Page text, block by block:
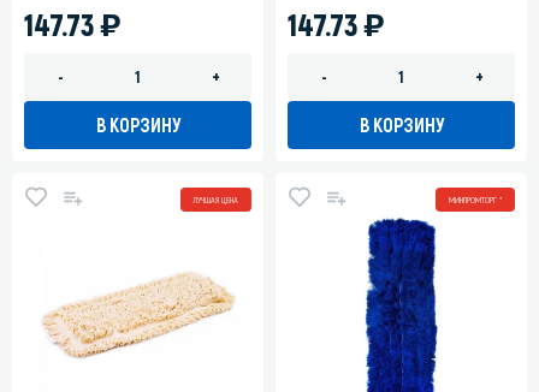
147.73)
- +
В КОРЗИНУ
147.73)
- +
В КОРЗИНУ
ЛУЧШАЯ ЦЕНА МИНПРОМТОРГ *